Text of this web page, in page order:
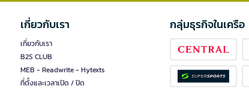
เกี่ยวกับเรา
เกี่ยวกับเรา
B2S CLUB
MEB - Readwrite - Hytexts
ที่ตั้งและเวลาเปิด / ปิด
กลุ่มธุรกิจในเครือ